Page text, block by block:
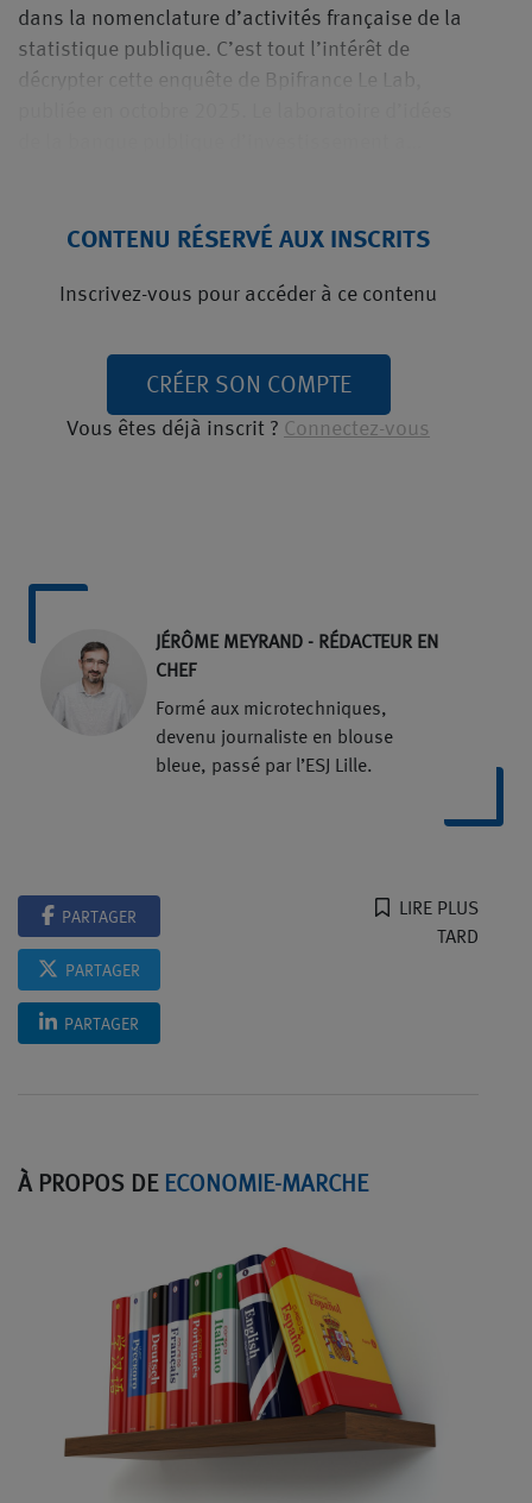
dans la nomenclature d’activités française de la
statistique publique. C’est tout l’intérêt de
décrypter cette enquête de Bpifrance Le Lab,
CONTENU RÉSERVÉ AUX INSCRITS
Inscrivez-vous pour accéder à ce contenu
CRÉER SON COMPTE
Vous êtes déjà inscrit ? Connectez-vous
JÉRÔME MEYRAND - RÉDACTEUR EN
CHEF
Formé aux microtechniques,
devenu journaliste en blouse
bleue, passé par l’ESJ Lille.
PARTAGER
PARTAGER
PARTAGER
LIRE PLUS
TARD
À PROPOS DE ECONOMIE-MARCHE